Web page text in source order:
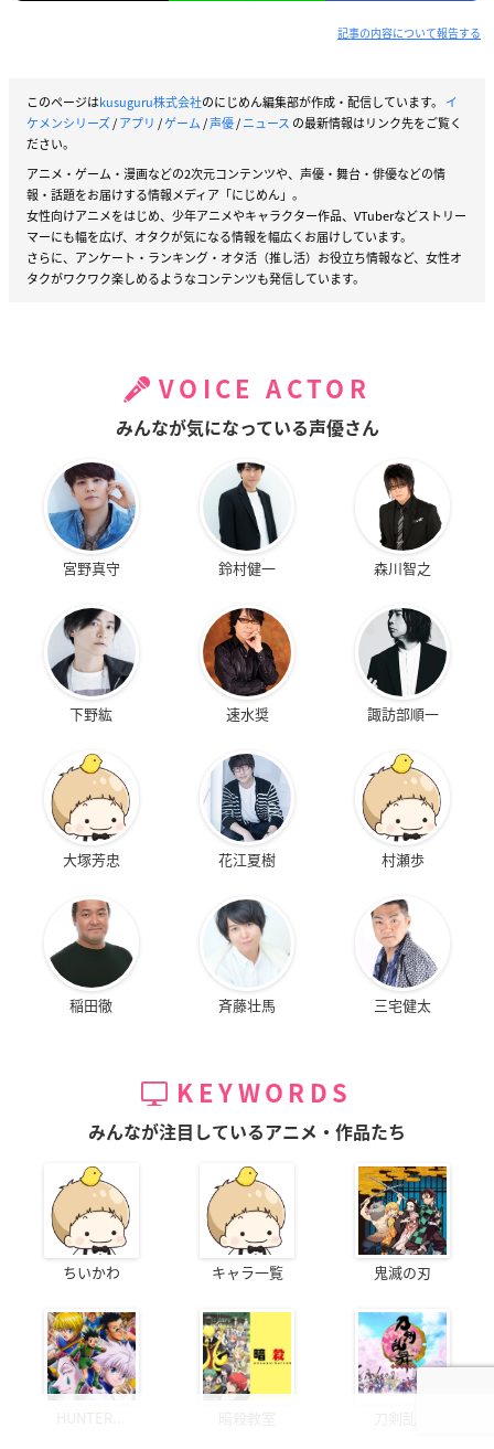
記事の内容について報告する
このページはkusuguru株式会社のにじめん編集部が作成・配信しています。 イ
ケメンシリーズ/アプリ /ゲーム/声優/ニュース の最新情報はリンク先をご覧く
ださい。
アニメ・ゲーム・漫画などの2次元コンテンツや、声優・舞台・俳優などの情
報・話題をお届けする情報メディア「にじめん」。
女性向けアニメをはじめ、少年アニメやキャラクター作品、VTuberなどストリー
マーにも幅を広げ、オタクが気になる情報を幅広くお届けしています。
さらに、アンケート・ランキング・オタ活（推し活）お役立ち情報など、女性オ
タクがワクワク楽しめるようなコンテンツも発信しています。
VOICE ACTOR
みんなが気になっている声優さん
宮野真守 鈴村健一 森川智之
下野紘 速水奨 諏訪部順一
大塚芳忠 花江夏樹 村瀬歩
稲田徹 斉藤壮馬 三宅健太
KEYWORDS
みんなが注目しているアニメ・作品たち
ちいかわ キャラ一覧 鬼滅の刃